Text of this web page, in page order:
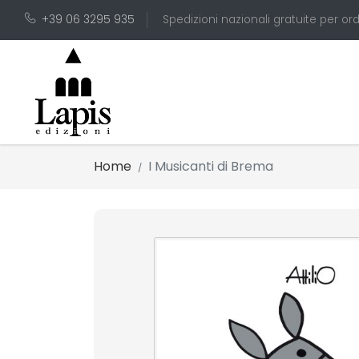
+39 06 3295 935 Spedizioni nazionali gratuite per
Home I Musicanti di Brema